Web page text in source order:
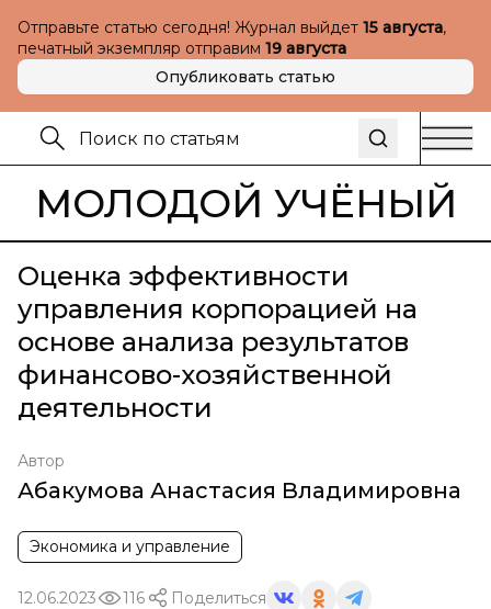
Отправьте статью сегодня! Журнал выйдет 15 августа,
печатный экземпляр отправим 19 августа
Опубликовать статью
МОЛОДОЙ УЧЁНЫЙ
Оценка эффективности
управления корпорацией на
основе анализа результатов
финансово-хозяйственной
деятельности
Автор
Абакумова Анастасия Владимировна
Экономика и управление
12.06.2023 116 Поделиться